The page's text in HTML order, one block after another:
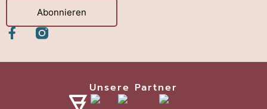
Abonnieren
Unsere Partner